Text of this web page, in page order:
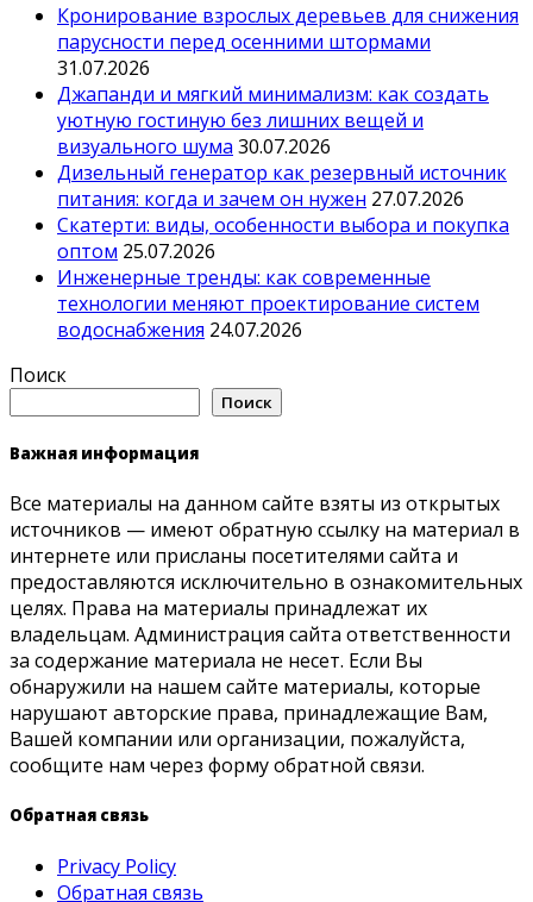
Кронирование взрослых деревьев для снижения
парусности перед осенними штормами
31.07.2026
Джапанди и мягкий минимализм: как создать
уютную гостиную без лишних вещей и
визуального шума 30.07.2026
Дизельный генератор как резервный источник
питания: когда и зачем он нужен 27.07.2026
Скатерти: виды, особенности выбора и покупка
оптом 25.07.2026
Инженерные тренды: как современные
технологии меняют проектирование систем
водоснабжения 24.07.2026
Поиск
Поиск
Важная информация
Все материалы на данном сайте взяты из открытых
источников — имеют обратную ссылку на материал в
интернете или присланы посетителями сайта и
предоставляются исключительно в ознакомительных
целях. Права на материалы принадлежат их
владельцам. Администрация сайта ответственности
за содержание материала не несет. Если Вы
обнаружили на нашем сайте материалы, которые
нарушают авторские права, принадлежащие Вам,
Вашей компании или организации, пожалуйста,
сообщите нам через форму обратной связи.
Обратная связь
Privacy Policy
Обратная связь